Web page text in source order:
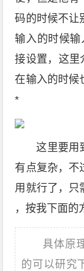
码的时候不让
输入的时候
接设置，这里
在输入的时候
*
这里要用
有点复杂，不
用就行了，只
，按我下面的
具体原
的可以研究